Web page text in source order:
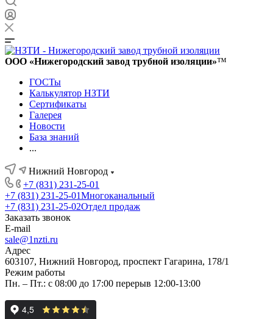
ООО «Нижегородский завод трубной изоляции»™
ГОСТы
Калькулятор НЗТИ
Сертификаты
Галерея
Новости
База знаний
...
Нижний Новгород
+7 (831) 231-25-01
+7 (831) 231-25-01Многоканальный
+7 (831) 231-25-02Отдел продаж
Заказать звонок
E-mail
sale@1nzti.ru
Адрес
603107, Нижний Новгород, проспект Гагарина, 178/1
Режим работы
Пн. – Пт.: с 08:00 до 17:00 перерыв 12:00-13:00